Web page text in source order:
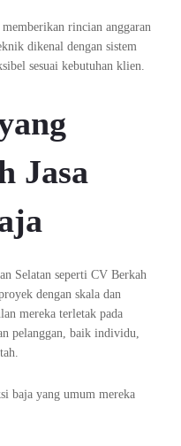
rincian anggaran
dikenal dengan sistem
sesuai kebutuhan klien.
Jasa
Selatan seperti CV Berkah
dengan skala dan
mereka terletak pada
pelanggan, baik individu,
baja yang umum mereka